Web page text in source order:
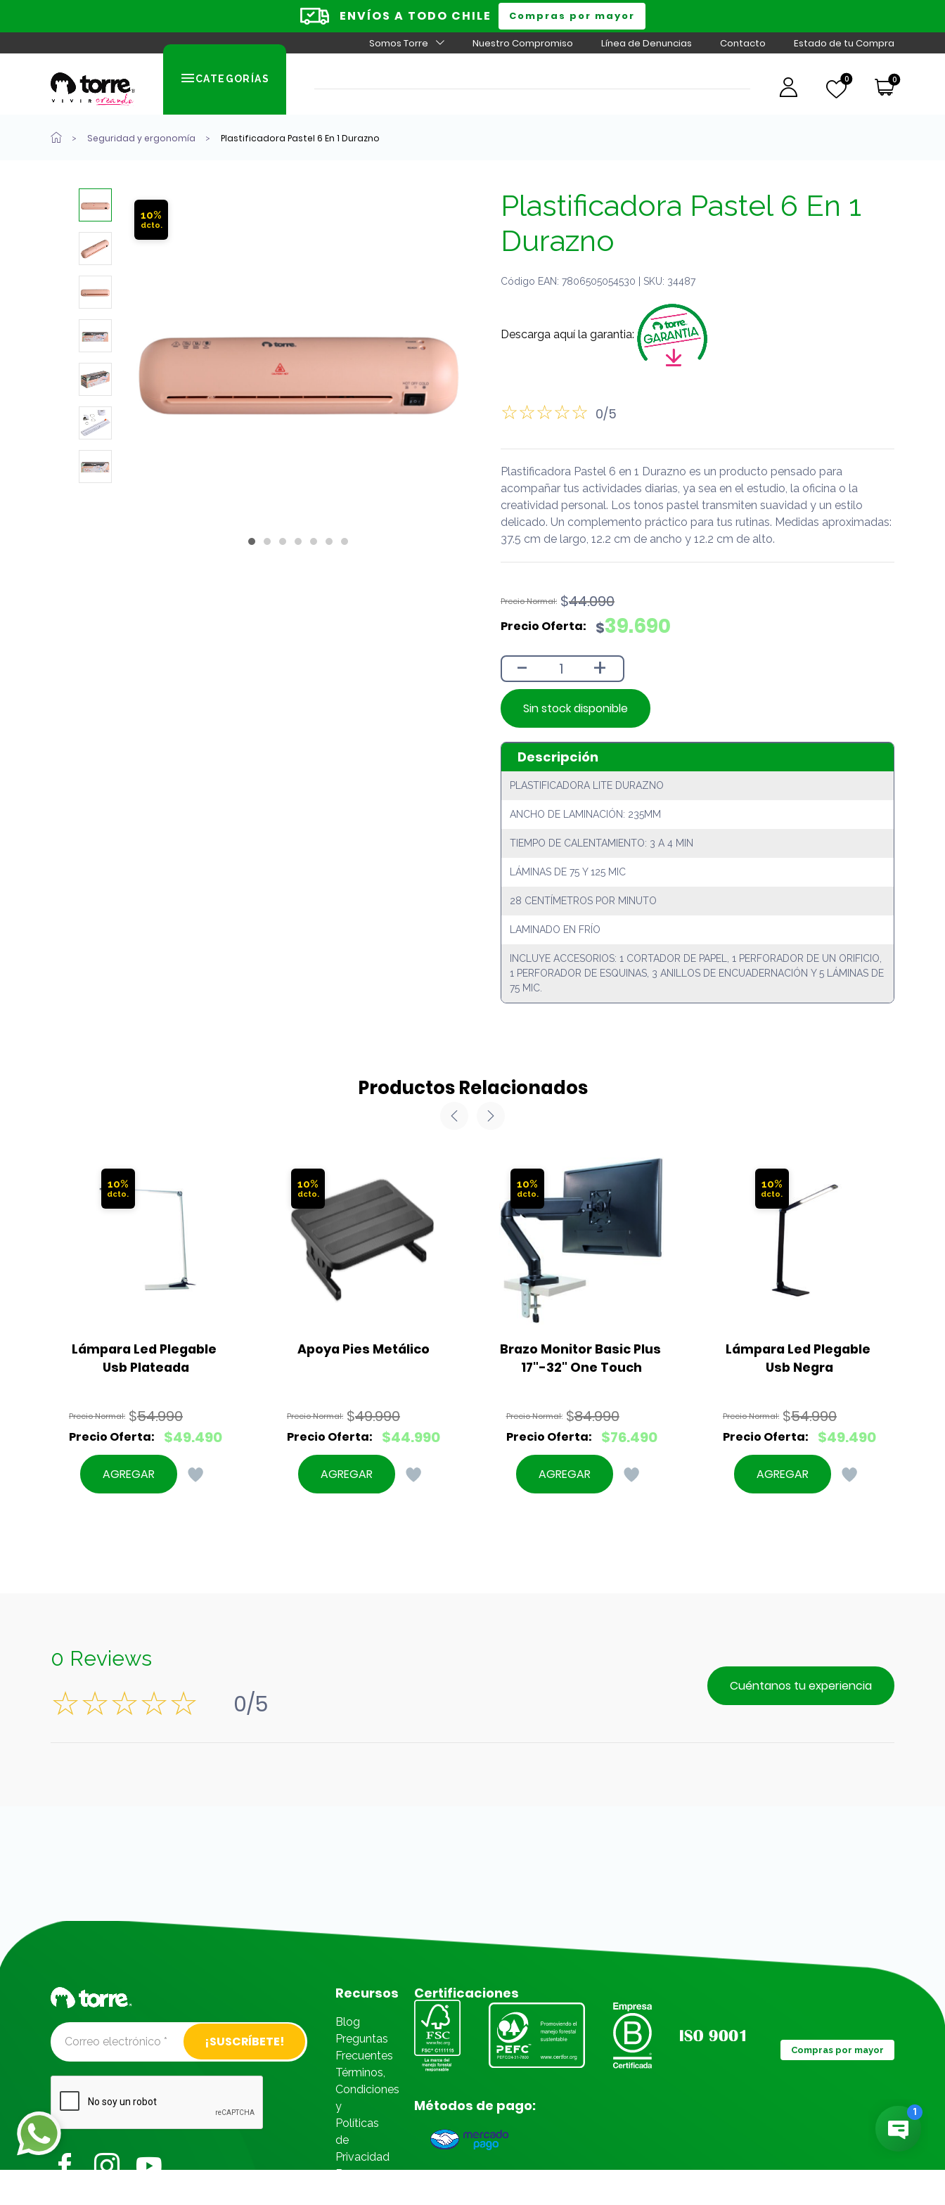
ENVÍOS A TODO CHILE Compras por mayor
Somos Torre Nuestro Compromiso Línea de Denuncias Contacto Estado de tu Compra
CATEGORÍAS 0 0
Seguridad y ergonomía Plastificadora Pastel 6 En 1 Durazno
10%
Plastificadora Pastel 6 En 1
Durazno
Código EAN: 7806505054530 | SKU: 34487
Descarga aquí la garantia:
0/5
Plastificadora Pastel 6 en 1 Durazno es un producto pensado para
acompañar tus actividades diarias, ya sea en el estudio, la oficina o la
creatividad personal. Los tonos pastel transmiten suavidad y un estilo
delicado. Un complemento práctico para tus rutinas. Medidas aproximadas:
37.5 cm de largo, 12.2 cm de ancho y 12.2 cm de alto.
$44.090
El
original
$44.090.
$39.690
El
actual
$39.690.
- +
Sin stock disponible
Descripción
PLASTIFICADORA LITE DURAZNO
ANCHO DE LAMINACIÓN: 235MM
TIEMPO DE CALENTAMIENTO: 3 A 4 MIN
LÁMINAS DE 75 Y 125 MIC
28 CENTÍMETROS POR MINUTO
LAMINADO EN FRÍO
INCLUYE ACCESORIOS: 1 CORTADOR DE PAPEL, 1 PERFORADOR DE UN ORIFICIO,
1 PERFORADOR DE ESQUINAS, 3 ANILLOS DE ENCUADERNACIÓN Y 5 LÁMINAS DE
75 MIC.
Productos Relacionados
10%
Lámpara Led Plegable
Usb Plateada
$54.990
El
precio
original
$49.490
El
precio
actual
AGREGAR
10%
Apoya Pies Metálico
$49.990
El
precio
original
$44.990
El
precio
actual
AGREGAR
10%
Brazo Monitor Basic Plus
17"-32" One Touch
$84.990
El
precio
original
$76.490
El
precio
actual
AGREGAR
10%
Lámpara Led Plegable
Usb Negra
$54.990
El
precio
original
$49.490
El
precio
actual
AGREGAR
0 Reviews
0/5
Cuéntanos tu experiencia
Alternative:
Recursos
Blog
Preguntas
Frecuentes
Términos,
Condiciones
y
Políticas
de
Privacidad
Bases
Certificaciones
Compras por mayor
Métodos de pago: